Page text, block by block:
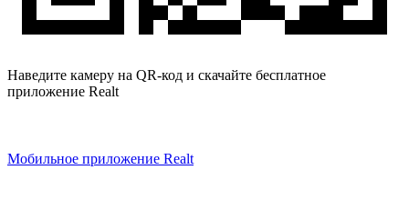
Наведите камеру на QR-код и скачайте бесплатное
приложение Realt
Мобильное приложение Realt